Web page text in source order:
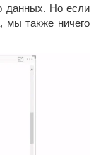
данных. Но если
мы также ничего